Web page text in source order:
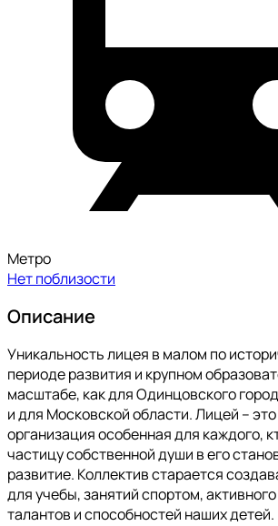
Метро
Нет поблизости
Описание
Уникальность лицея в малом по
периоде развития и крупном
масштабе, как для Одинцовского
и для Московской области. Лицей –
организация особенная для каждого,
частицу собственной души в его
развитие. Коллектив старается
для учебы, занятий спортом,
талантов и способностей наших детей.